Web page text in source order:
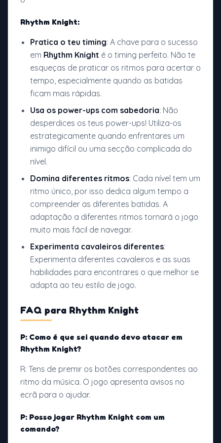
Rhythm Knight:
Pratica o teu timing: A chave para o sucesso
em Rhythm Knight é o timing perfeito. Não te
esqueças de praticar os ritmos para acertar o
tempo, especialmente quando as batidas
ficam mais rápidas.
Usa os power-ups com sabedoria: Não
desperdices os teus power-ups! Utiliza-os
estrategicamente quando enfrentares um
inimigo difícil ou uma secção complicada do
nível.
Domina diferentes ritmos: Cada nível tem um
ritmo único, por isso dedica algum tempo a
compreender as diferentes batidas. A
adaptação a diferentes ritmos tornará o jogo
muito mais fácil de navegar.
Experimenta cavaleiros diferentes:
Experimenta diferentes cavaleiros e as suas
habilidades para encontrares o que melhor se
adapta ao teu estilo de jogo.
FAQ para Rhythm Knight
P: Como é que sei quando devo atacar em
Rhythm Knight?
R: Tens de premir os botões correspondentes ao
ritmo da música. O jogo apresenta avisos no
ecrã para o ajudar.
P: Posso jogar Rhythm Knight com um
comando?